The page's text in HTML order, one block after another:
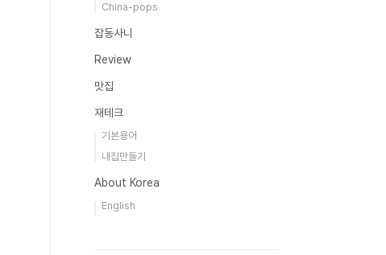
China-pops
잡동사니
Review
맛집
재테크
기본용어
내집만들기
About Korea
English